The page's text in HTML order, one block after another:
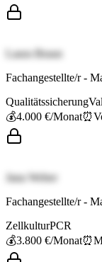
Laura Braun
Fachangestellte/r -
Qualitätssicherung
💰4.000 €/Monat⏰
Jana Weber
Fachangestellte/r -
ZellkulturPCR
💰3.800 €/Monat⏰